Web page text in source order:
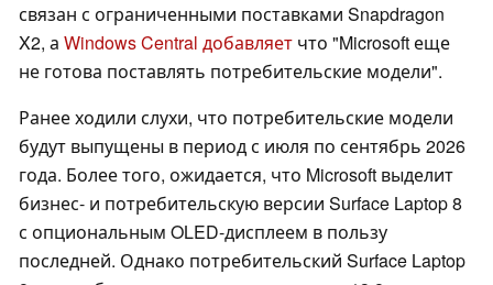
связан с ограниченными поставками Snapdragon
X2, а Windows Central добавляет что "Microsoft еще
не готова поставлять потребительские модели".
Ранее ходили слухи, что потребительские модели
будут выпущены в период с июля по сентябрь 2026
года. Более того, ожидается, что Microsoft выделит
бизнес- и потребительскую версии Surface Laptop 8
с опциональным OLED-дисплеем в пользу
последней. Однако потребительский Surface Laptop